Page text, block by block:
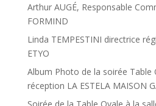
Arthur AUGÉ, Responsable
FORMIND
Linda TEMPESTINI directrice
ETYO
Album Photo de la soirée Table
réception LA ESTELA MAISON